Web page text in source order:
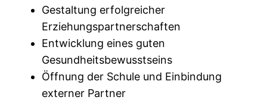
Gestaltung erfolgreicher
Erziehungspartnerschaften
Entwicklung eines guten
Gesundheitsbewusstseins
Öffnung der Schule und Einbindung
externer Partner